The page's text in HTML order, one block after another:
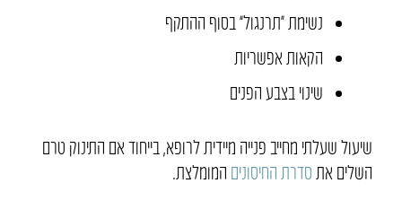
נשימת “תרנגול” בסוף ההתקף
הקאות אפשריות
שינוי בצבע הפנים
שיעול שעלתי מחייב פנייה מיידית לרופא, בייחוד אם התינוק טרם
השלים את סדרת החיסונים המומלצת.